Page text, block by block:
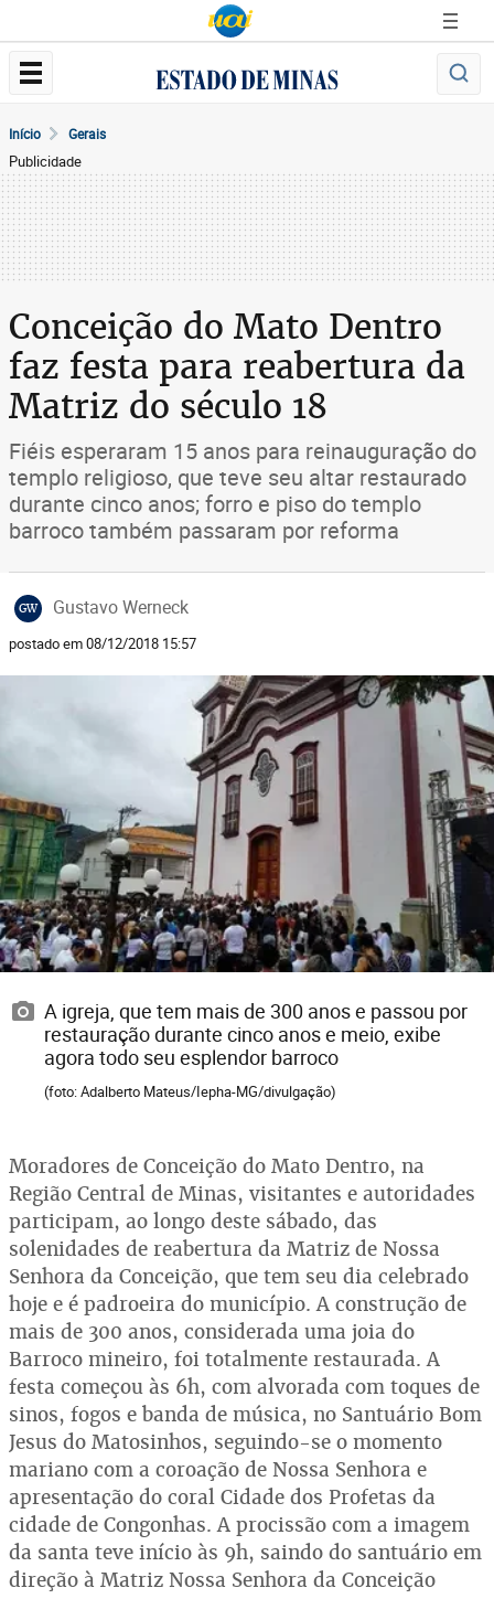
Início Gerais
Publicidade
Conceição do Mato Dentro
faz festa para reabertura da
Matriz do século 18
Fiéis esperaram 15 anos para reinauguração do
templo religioso, que teve seu altar restaurado
durante cinco anos; forro e piso do templo
barroco também passaram por reforma
GW Gustavo Werneck
postado em 08/12/2018 15:57
A igreja, que tem mais de 300 anos e passou por
restauração durante cinco anos e meio, exibe
agora todo seu esplendor barroco
(foto: Adalberto Mateus/Iepha-MG/divulgação)
Moradores de Conceição do Mato Dentro, na
Região Central de Minas, visitantes e autoridades
participam, ao longo deste sábado, das
solenidades de reabertura da Matriz de Nossa
Senhora da Conceição, que tem seu dia celebrado
hoje e é padroeira do município. A construção de
mais de 300 anos, considerada uma joia do
Barroco mineiro, foi totalmente restaurada. A
festa começou às 6h, com alvorada com toques de
sinos, fogos e banda de música, no Santuário Bom
Jesus do Matosinhos, seguindo-se o momento
mariano com a coroação de Nossa Senhora e
apresentação do coral Cidade dos Profetas da
cidade de Congonhas. A procissão com a imagem
da santa teve início às 9h, saindo do santuário em
direção à Matriz Nossa Senhora da Conceição